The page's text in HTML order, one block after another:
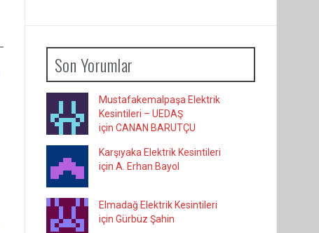
Son Yorumlar
Mustafakemalpaşa Elektrik
Kesintileri – UEDAŞ
için CANAN BARUTÇU
Karşıyaka Elektrik Kesintileri
için A. Erhan Bayol
Elmadağ Elektrik Kesintileri
için Gürbüz Şahin